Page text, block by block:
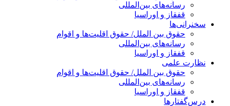
رسانه‌های بین‌المللی
قفقاز و اوراسیا
سخنرانی‌ها
حقوق بین الملل/ حقوق اقلیت‌ها و اقوام
رسانه‌های بین‌المللی
قفقاز و اوراسیا
نظارت علمی
حقوق بین الملل/ حقوق اقلیت‌ها و اقوام
رسانه‌های بین‌المللی
قفقاز و اوراسیا
درس‌گفتارها